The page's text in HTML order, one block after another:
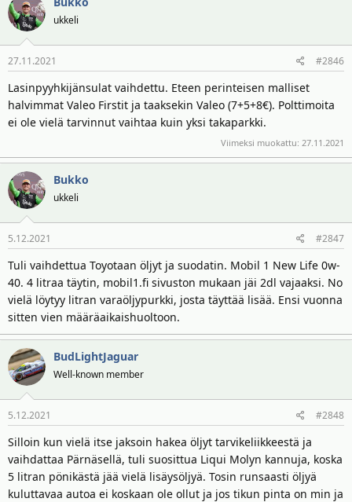
ukkeli
27.11.2021 #2846
Lasinpyyhkijänsulat vaihdettu. Eteen perinteisen malliset
halvimmat Valeo Firstit ja taaksekin Valeo (7+5+8€). Polttimoita
ei ole vielä tarvinnut vaihtaa kuin yksi takaparkki.
Viimeksi muokattu: 27.11.2021
Bukko
ukkeli
5.12.2021 #2847
Tuli vaihdettua Toyotaan öljyt ja suodatin. Mobil 1 New Life 0w-
40. 4 litraa täytin, mobil1.fi sivuston mukaan jäi 2dl vajaaksi. No
vielä löytyy litran varaöljypurkki, josta täyttää lisää. Ensi vuonna
sitten vien määräaikaishuoltoon.
BudLightJaguar
Well-known member
5.12.2021 #2848
Silloin kun vielä itse jaksoin hakea öljyt tarvikeliikkeestä ja
vaihdattaa Pärnäsellä, tuli suosittua Liqui Molyn kannuja, koska
5 litran pönikästä jää vielä lisäysöljyä. Tosin runsaasti öljyä
kuluttavaa autoa ei koskaan ole ollut ja jos tikun pinta on min ja